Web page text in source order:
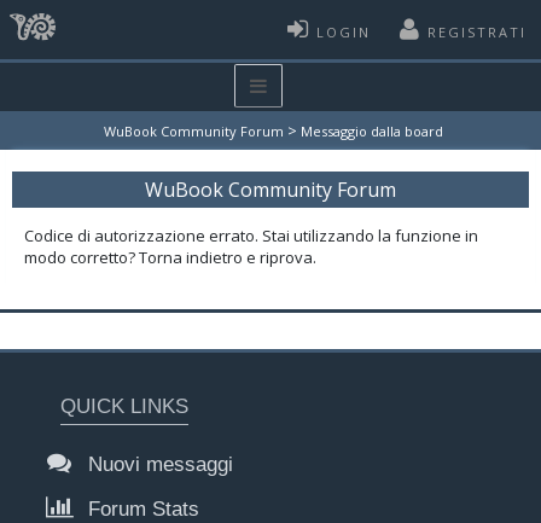
LOGIN REGISTRATI
WuBook Community Forum > Messaggio dalla board
WuBook Community Forum
Codice di autorizzazione errato. Stai utilizzando la funzione in
modo corretto? Torna indietro e riprova.
QUICK LINKS
Nuovi messaggi
Forum Stats